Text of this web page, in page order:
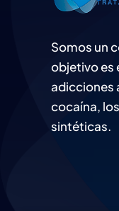
Somos un
objetivo es
adicciones
cocaína,
sintéticas.